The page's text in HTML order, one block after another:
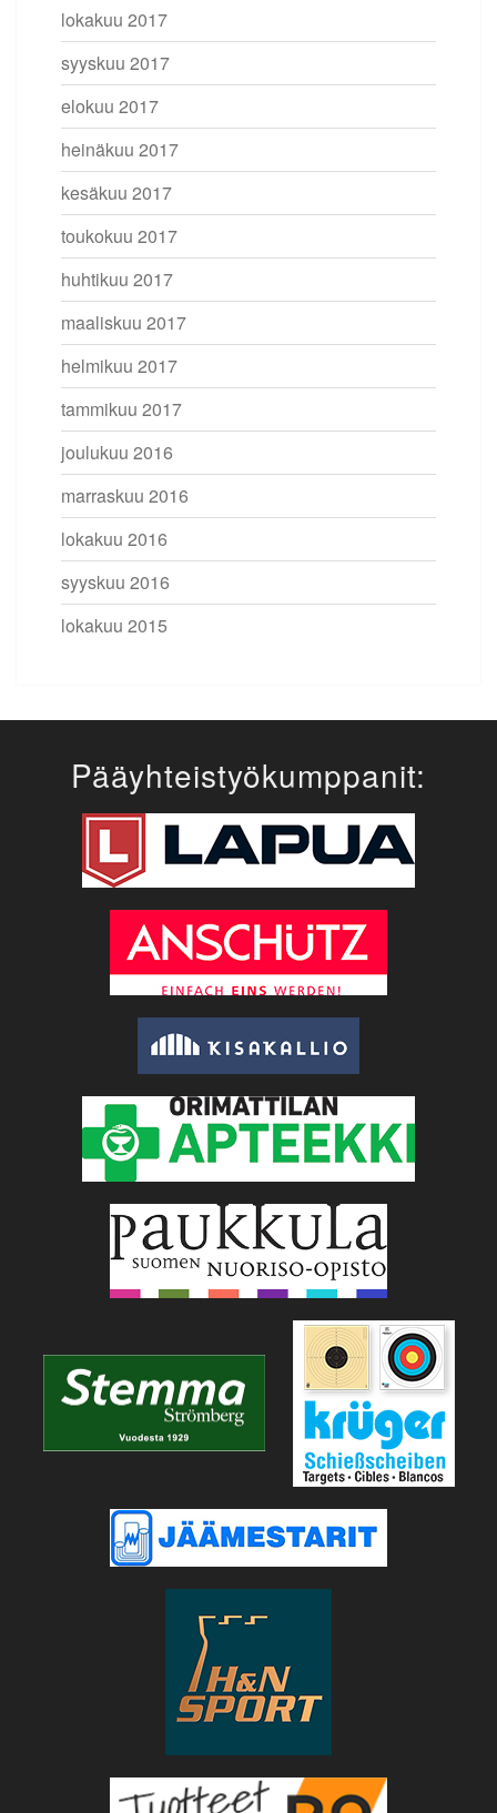
lokakuu 2017
syyskuu 2017
elokuu 2017
heinäkuu 2017
kesäkuu 2017
toukokuu 2017
huhtikuu 2017
maaliskuu 2017
helmikuu 2017
tammikuu 2017
joulukuu 2016
marraskuu 2016
lokakuu 2016
syyskuu 2016
lokakuu 2015
Pääyhteistyökumppanit: